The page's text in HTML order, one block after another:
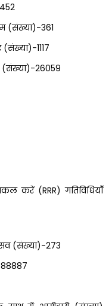
(संख्या)-361
(संख्या)-1117
(संख्या)-26059
करें (RRR) गतिविधियाँ
(संख्या)-273